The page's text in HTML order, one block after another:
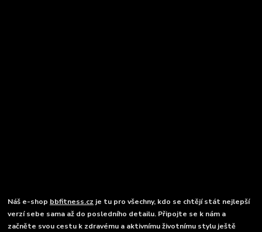
Náš e-shop bbfitness.cz je tu pro všechny, kdo se chtějí stát nejlepší
verzí sebe sama až do posledního detailu. Připojte se k nám a
začněte svou cestu k zdravému a aktivnímu životnímu stylu ještě